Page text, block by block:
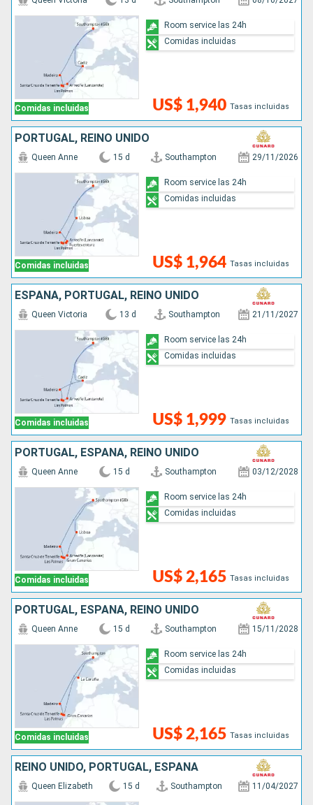
Comidas incluidas US$ 1,940 Tasas incluidas
Room service las 24h
Comidas incluidas
PORTUGAL, REINO UNIDO
Comidas incluidas
Queen Anne 15 d Southampton 29/11/2026
US$ 1,964 Tasas incluidas
Room service las 24h
Comidas incluidas
ESPAÑA, PORTUGAL, REINO UNIDO
Comidas incluidas
Queen Victoria 13 d Southampton 21/11/2027
US$ 1,999 Tasas incluidas
Room service las 24h
Comidas incluidas
PORTUGAL, ESPAÑA, REINO UNIDO
Comidas incluidas
Queen Anne 15 d Southampton 03/12/2028
US$ 2,165 Tasas incluidas
Room service las 24h
Comidas incluidas
PORTUGAL, ESPAÑA, REINO UNIDO
Comidas incluidas
Queen Anne 15 d Southampton 15/11/2028
US$ 2,165 Tasas incluidas
Room service las 24h
Comidas incluidas
REINO UNIDO, PORTUGAL, ESPAÑA
Queen Elizabeth 15 d Southampton 11/04/2027